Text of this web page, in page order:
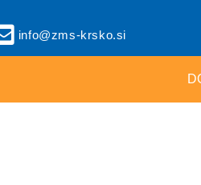
info@zms-krsko.si